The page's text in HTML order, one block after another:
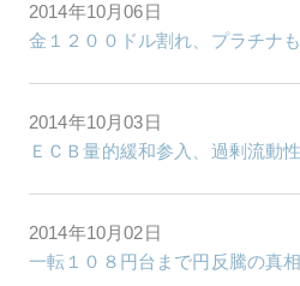
2014年10月06日
金１２００ドル割れ、プラチナ
2014年10月03日
ＥＣＢ量的緩和参入、過剰流動
2014年10月02日
一転１０８円台まで円反騰の真相